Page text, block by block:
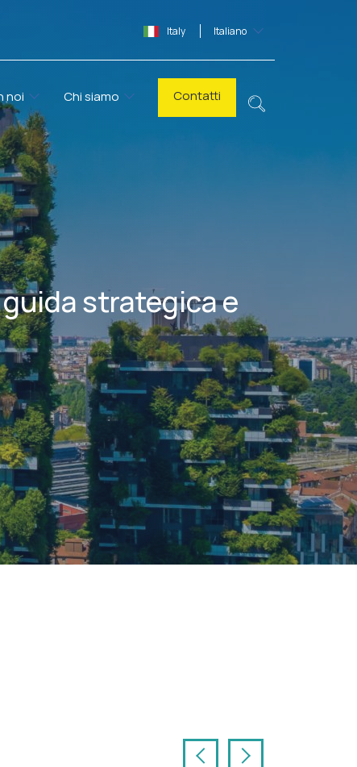
Italy Italiano
noi Chi siamo Contatti
strategica e
Previous